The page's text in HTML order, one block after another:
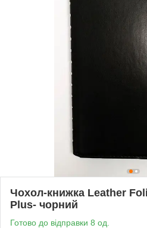
Чохол-книжка Leather
Plus- чорний
Готово до відправки 8 од.